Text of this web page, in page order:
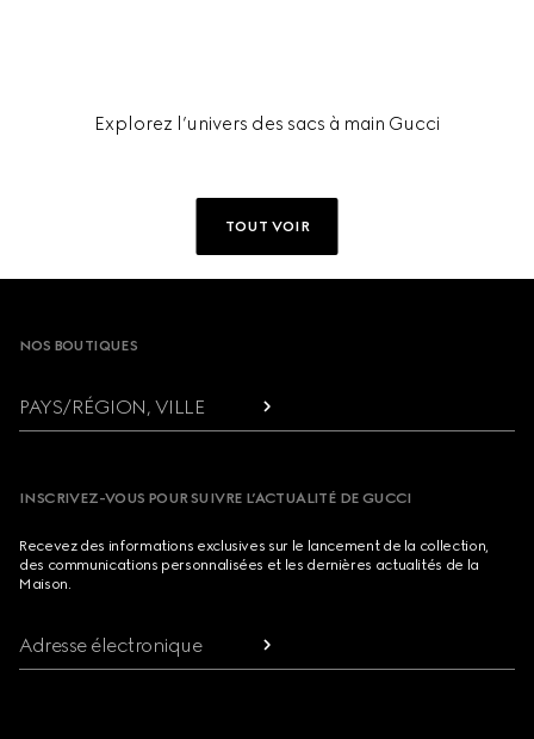
Explorez l’univers des sacs à main Gucci
TOUT VOIR
Footer
NOS BOUTIQUES
PAYS/RÉGION, VILLE
INSCRIVEZ-VOUS POUR SUIVRE L’ACTUALITÉ DE GUCCI
Recevez des informations exclusives sur le lancement de la collection,
des communications personnalisées et les dernières actualités de la
Maison.
Adresse électronique